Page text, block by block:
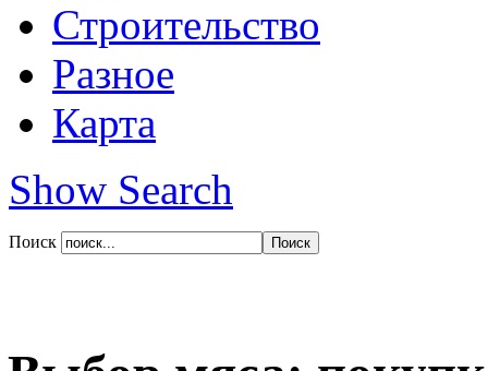
Строительство
Разное
Карта
Show Search
Поиск